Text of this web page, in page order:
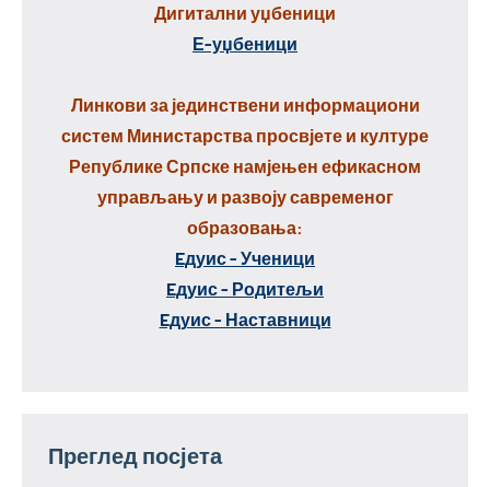
Дигитални уџбеници
Е-уџбеници
Линкови за јединствени информациони
систем Министарства просвјете и културе
Републике Српске намјењен ефикасном
управљању и развоју савременог
образовања:
Eдуис - Ученици
Eдуис - Родитељи
Eдуис - Наставници
Преглед посјета